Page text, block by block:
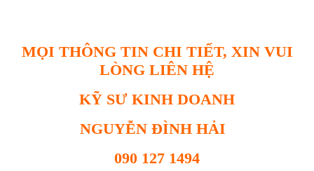
MỌI THÔNG TIN CHI TIẾT, XIN VUI
LÒNG LIÊN HỆ
KỸ SƯ KINH DOANH
NGUYỄN ĐÌNH HẢI
090 127 1494